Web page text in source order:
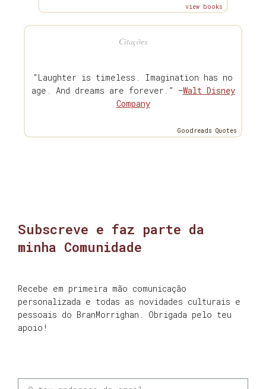
view books
Citações
“Laughter is timeless. Imagination has no
age. And dreams are forever.” —Walt Disney
Company
Goodreads Quotes
Subscreve e faz parte da
minha Comunidade
Recebe em primeira mão comunicação
personalizada e todas as novidades culturais e
pessoais do BranMorrighan. Obrigada pelo teu
apoio!